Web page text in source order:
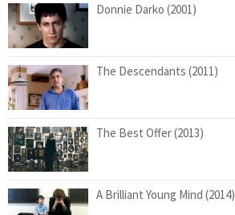
Donnie Darko (2001)
The Descendants (2011)
The Best Offer (2013)
A Brilliant Young Mind (2014)